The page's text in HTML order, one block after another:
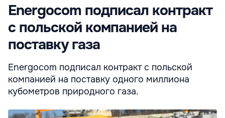
Energocom подписал контракт
с польской компанией на
поставку газа
Energocom подписал контракт с польской
компанией на поставку одного миллиона
кубометров природного газа.